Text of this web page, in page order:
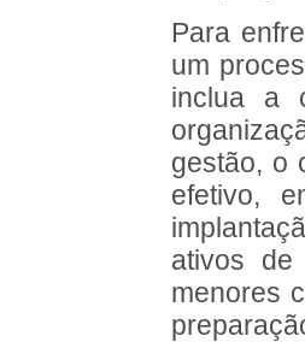
Para
um
inclua a
gestão, o
efetivo,
ativos de
menores